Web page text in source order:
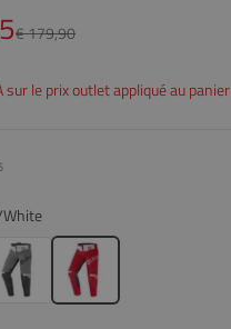
Prix
€ 179,90
sur le prix outlet appliqué au panier
Grey Red/White